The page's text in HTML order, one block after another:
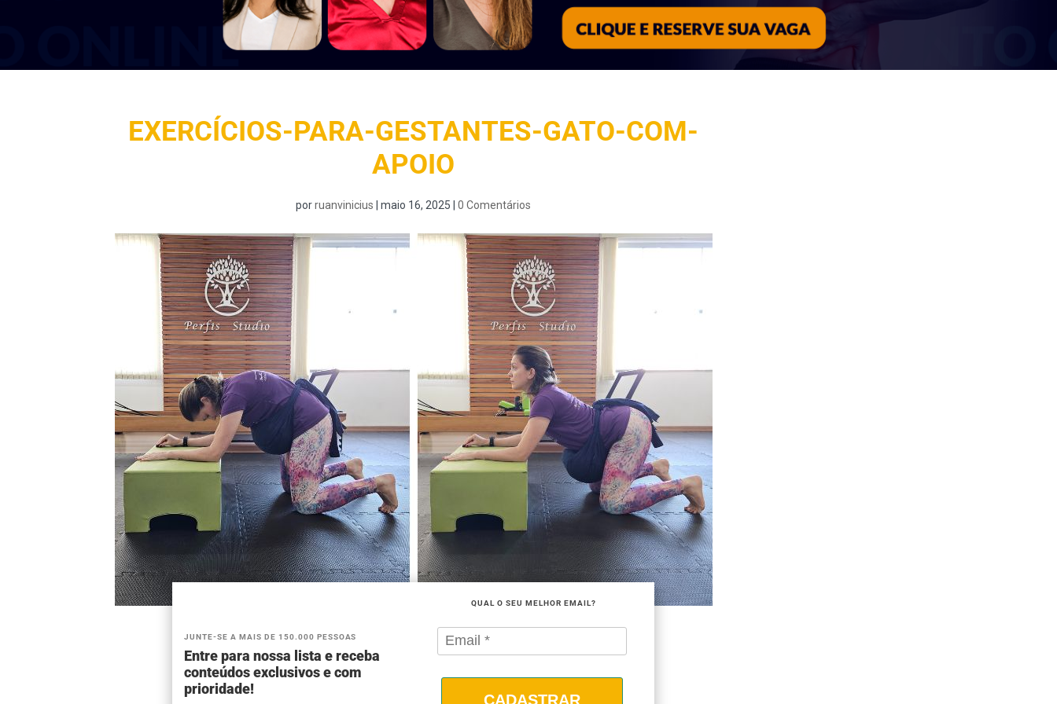
EXERCÍCIOS-PARA-GESTANTES-GATO-COM-
APOIO
porruanvinicius |maio 16, 2025 |0 Comentários
JUNTE-SE A MAIS DE 150.000 PESSOAS
Entre para nossa lista e receba
conteúdos exclusivos e com
prioridade!
QUAL O SEU MELHOR EMAIL?
CADASTRAR